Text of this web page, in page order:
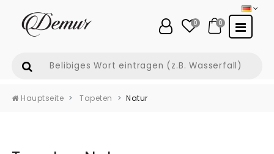
0 0
Hauptseite Tapeten Natur